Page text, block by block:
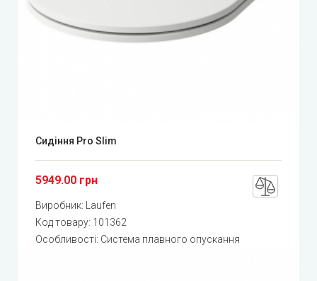
Сидіння Pro Slim
5949.00 грн
Виробник:
Laufen
Код товару: 101362
Особливості: Система плавного опускання